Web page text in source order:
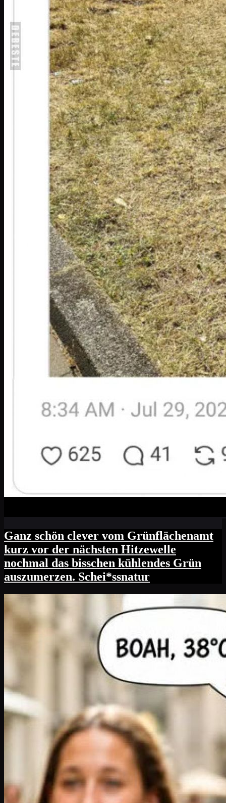
Ganz schön clever vom Grünflächenamt
kurz vor der nächsten Hitzewelle
nochmal das bisschen kühlendes Grün
auszumerzen. Schei*ssnatur